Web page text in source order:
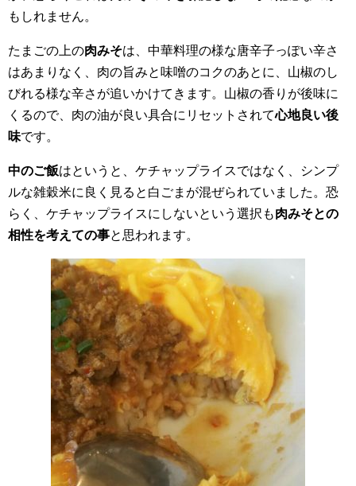
もしれません。
たまごの上の肉みそは、中華料理の様な唐辛子っぽい辛さ
はあまりなく、肉の旨みと味噌のコクのあとに、山椒のし
びれる様な辛さが追いかけてきます。山椒の香りが後味に
くるので、肉の油が良い具合にリセットされて心地良い後
味です。
中のご飯はというと、ケチャップライスではなく、シンプ
ルな雑穀米に良く見ると白ごまが混ぜられていました。恐
らく、ケチャップライスにしないという選択も肉みそとの
相性を考えての事と思われます。